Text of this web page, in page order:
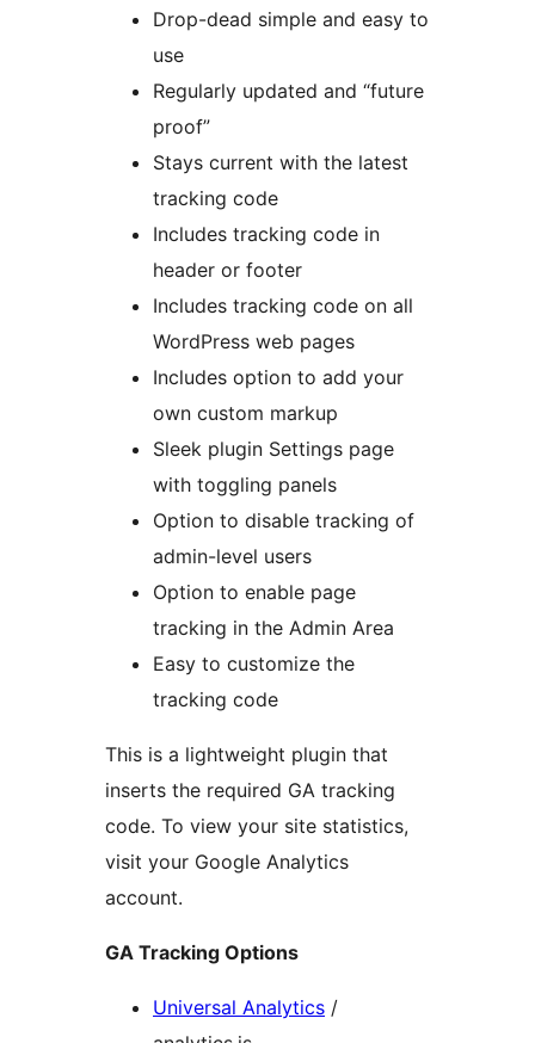
Drop-dead simple and easy to
use
Regularly updated and “future
proof”
Stays current with the latest
tracking code
Includes tracking code in
header or footer
Includes tracking code on all
WordPress web pages
Includes option to add your
own custom markup
Sleek plugin Settings page
with toggling panels
Option to disable tracking of
admin-level users
Option to enable page
tracking in the Admin Area
Easy to customize the
tracking code
This is a lightweight plugin that
inserts the required GA tracking
code. To view your site statistics,
visit your Google Analytics
account.
GA Tracking Options
Universal Analytics /